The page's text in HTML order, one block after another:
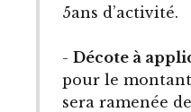
5ans d’activité.
- Décote à
pour le
sera ramenée de